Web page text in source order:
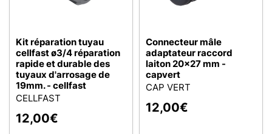
Kit réparation tuyau
cellfast ø3/4 réparation
rapide et durable des
tuyaux d'arrosage de
19mm. - cellfast
CELLFAST
12,00€
Connecteur mâle
adaptateur raccord
laiton 20x27 mm -
capvert
CAP VERT
12,00€